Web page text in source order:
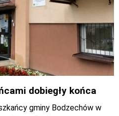
dobiegły końca
gminy Bodzechów w